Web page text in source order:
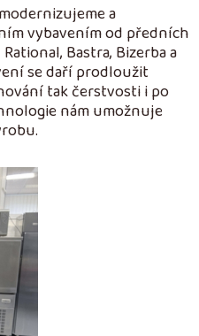
a
vybavením od předních
Bastra, Bizerba a
se daří prodloužit
tak čerstvosti i po
nám umožnuje